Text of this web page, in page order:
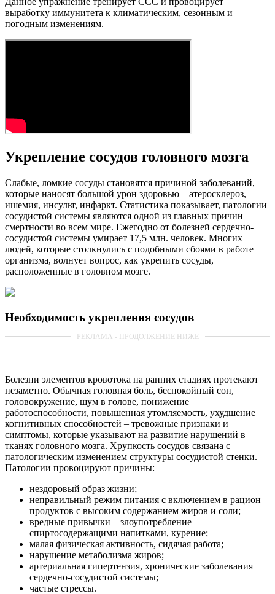
выработку иммунитета к климатическим, сезонным и
погодным изменениям.
Укрепление сосудов головного мозга
Слабые, ломкие сосуды становятся причиной заболеваний,
которые наносят большой урон здоровью – атеросклероз,
ишемия, инсульт, инфаркт. Статистика показывает, патологии
сосудистой системы являются одной из главных причин
смертности во всем мире. Ежегодно от болезней сердечно-
сосудистой системы умирает 17,5 млн. человек. Многих
людей, которые столкнулись с подобными сбоями в работе
организма, волнует вопрос, как укрепить сосуды,
расположенные в головном мозге.
Необходимость укрепления сосудов
Болезни элементов кровотока на ранних стадиях протекают
незаметно. Обычная головная боль, беспокойный сон,
головокружение, шум в голове, понижение
работоспособности, повышенная утомляемость, ухудшение
когнитивных способностей – тревожные признаки и
симптомы, которые указывают на развитие нарушений в
тканях головного мозга. Хрупкость сосудов связана с
патологическим изменением структуры сосудистой стенки.
Патологии провоцируют причины:
нездоровый образ жизни;
неправильный режим питания с включением в рацион
продуктов с высоким содержанием жиров и соли;
вредные привычки – злоупотребление
спиртосодержащими напитками, курение;
малая физическая активность, сидячая работа;
нарушение метаболизма жиров;
артериальная гипертензия, хронические заболевания
сердечно-сосудистой системы;
частые стрессы.